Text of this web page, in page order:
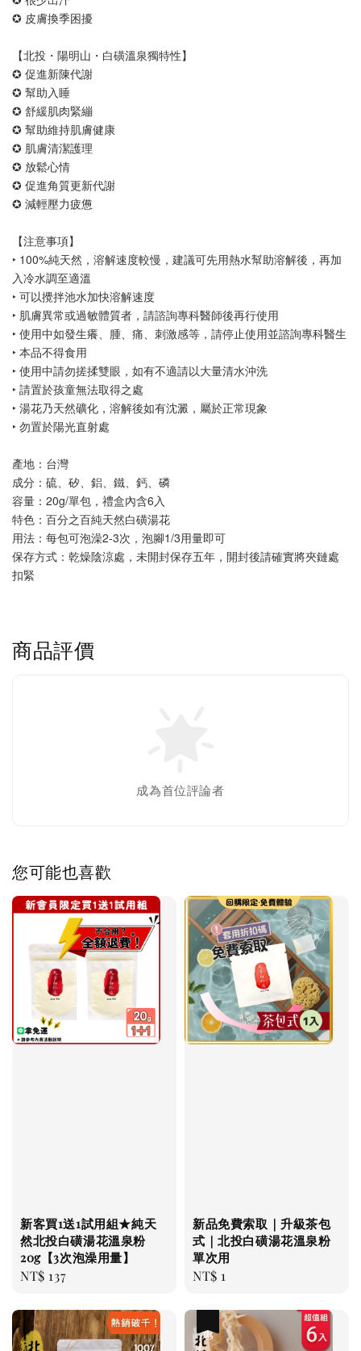
✪ 皮膚換季困擾
【北投・陽明山・白磺溫泉獨特性】
✪ 促進新陳代謝
✪ 幫助入睡
✪ 舒緩肌肉緊繃
✪ 幫助維持肌膚健康
✪ 肌膚清潔護理
✪ 放鬆心情
✪ 促進角質更新代謝
✪ 減輕壓力疲憊
【注意事項】
‣ 100%純天然，溶解速度較慢，建議可先用熱水幫助溶解後，再加
入冷水調至適溫
‣ 可以攪拌池水加快溶解速度
‣ 肌膚異常或過敏體質者，請諮詢專科醫師後再行使用
‣ 使用中如發生癢、腫、痛、刺激感等，請停止使用並諮詢專科醫生
‣ 本品不得食用
‣ 使用中請勿搓揉雙眼，如有不適請以大量清水沖洗
‣ 請置於孩童無法取得之處
‣ 湯花乃天然礦化，溶解後如有沈澱，屬於正常現象
‣ 勿置於陽光直射處
產地：台灣
成分：硫、矽、鋁、鐵、鈣、磷
容量：20g/單包，禮盒內含6入
特色：百分之百純天然白磺湯花
用法：每包可泡澡2-3次，泡腳1/3用量即可
保存方式：乾燥陰涼處，未開封保存五年，開封後請確實將夾鏈處
扣緊
商品評價
成為首位評論者
您可能也喜歡
新客買1送1試用組★純天
然北投白磺湯花溫泉粉
20g【3次泡澡用量】
Regular
NT$ 137
新品免費索取｜升級茶包
式｜北投白磺湯花溫泉粉
單次用
Regular
NT$ 1